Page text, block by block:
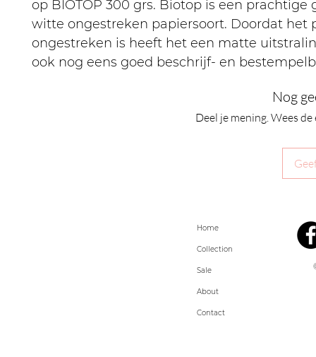
op BIOTOP 300 grs. Biotop is een prachtige
witte ongestreken papiersoort. Doordat het
ongestreken is heeft het een matte
ook nog eens goed beschrijf- en
Nog
Deel je mening. Wees
Home
Collection
Sale
About
Contact